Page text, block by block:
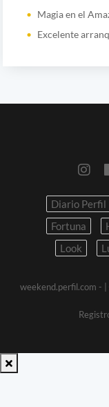
Magia en el
Excelente
Diario Perfil
Fortuna
Look
weekend.perfil.com - |